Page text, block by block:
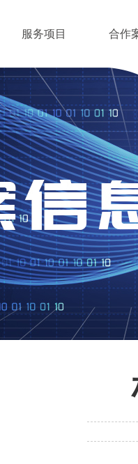
服务项目 合作